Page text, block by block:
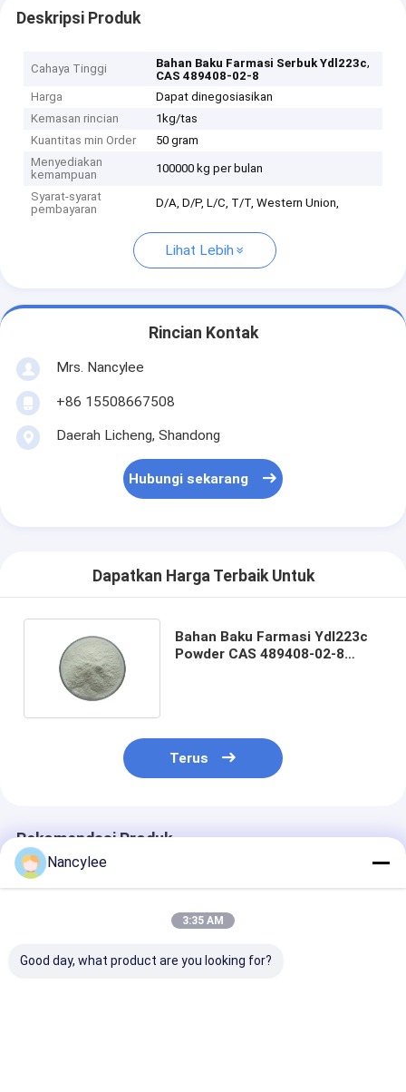
Deskripsi Produk
Cahaya Tinggi Bahan Baku Farmasi Serbuk Ydl223c,
CAS 489408-02-8
Harga
Dapat dinegosiasikan
Kemasan rincian
1kg/tas
Kuantitas min Order
50 gram
Menyediakan
kemampuan
100000 kg per bulan
Syarat-syarat
pembayaran
D/A, D/P, L/C, T/T, Western Union,
Lihat Lebih
Rincian Kontak
Mrs. Nancylee
+86 15508667508
Daerah Licheng, Shandong
Hubungi sekarang
Dapatkan Harga Terbaik Untuk
Bahan Baku Farmasi Ydl223c
Powder CAS 489408-02-8
Terus
Rekomendasi Produk
Nancylee
3:35 AM
Good day, what product are you looking for?